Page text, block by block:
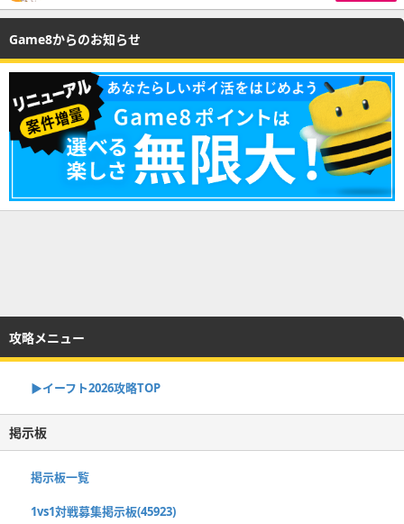
Game8からのお知らせ
攻略メニュー
▶イーフト2026攻略TOP
掲示板
掲示板一覧
1vs1対戦募集掲示板(45923)